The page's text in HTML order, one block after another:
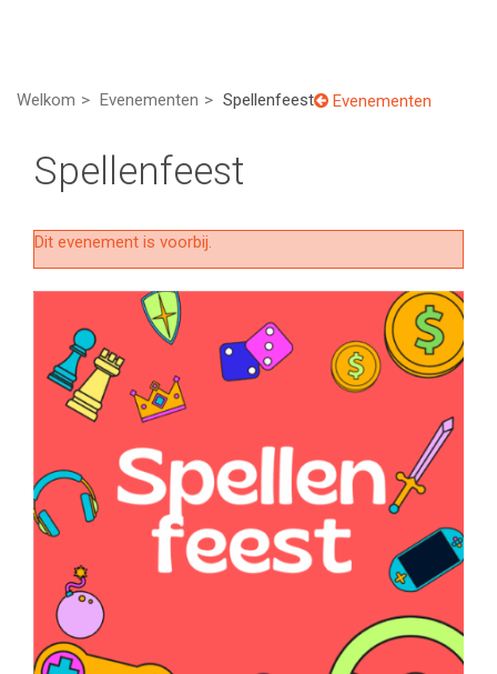
Welkom Evenementen Spellenfeest Evenementen
Spellenfeest
Dit evenement is voorbij.